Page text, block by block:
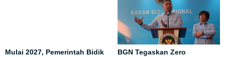
Mulai 2027, Pemerintah Bidik
BGN Tegaskan Zero